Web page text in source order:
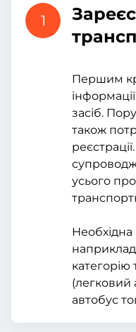
1
Першим
засіб.
також
усього
категорію
(легковий
автобус